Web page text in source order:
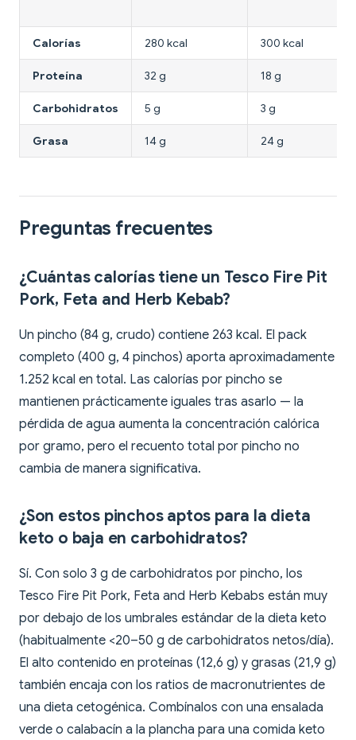
Calorías 280 kcal 300 kcal
Proteína 32 g 18 g
Carbohidratos 5 g 3 g
Grasa 14 g 24 g
Preguntas frecuentes
¿Cuántas calorías tiene un Tesco Fire Pit
Pork, Feta and Herb Kebab?
Un pincho (84 g, crudo) contiene 263 kcal. El pack
completo (400 g, 4 pinchos) aporta aproximadamente
1.252 kcal en total. Las calorías por pincho se
mantienen prácticamente iguales tras asarlo — la
pérdida de agua aumenta la concentración calórica
por gramo, pero el recuento total por pincho no
cambia de manera significativa.
¿Son estos pinchos aptos para la dieta
keto o baja en carbohidratos?
Sí. Con solo 3 g de carbohidratos por pincho, los
Tesco Fire Pit Pork, Feta and Herb Kebabs están muy
por debajo de los umbrales estándar de la dieta keto
(habitualmente <20–50 g de carbohidratos netos/día).
El alto contenido en proteínas (12,6 g) y grasas (21,9 g)
también encaja con los ratios de macronutrientes de
una dieta cetogénica. Combínalos con una ensalada
verde o calabacín a la plancha para una comida keto